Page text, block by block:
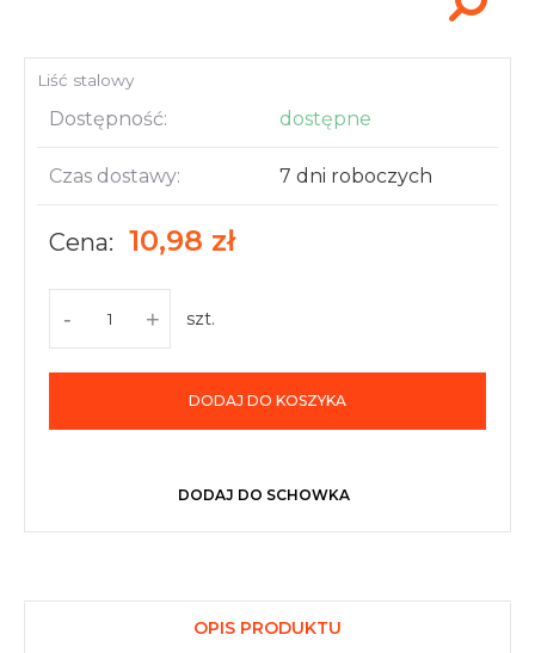
Liść stalowy
Dostępność: dostępne
Czas dostawy: 7 dni roboczych
Cena: 10,98 zł
- + szt.
DODAJ DO KOSZYKA
DODAJ DO SCHOWKA
OPIS PRODUKTU